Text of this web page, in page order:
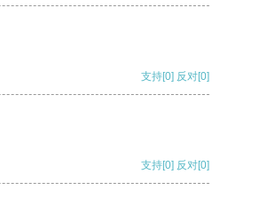
支持[0] 反对[0]
支持[0] 反对[0]